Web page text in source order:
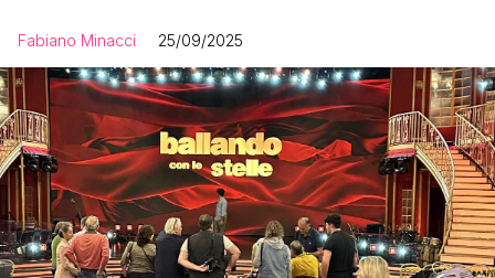
Fabiano Minacci 25/09/2025